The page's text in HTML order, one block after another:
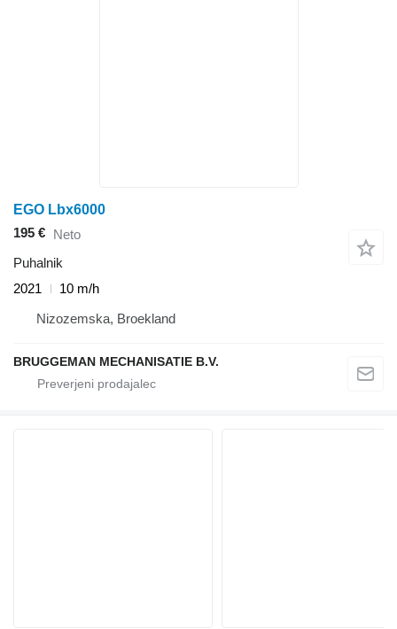
EGO Lbx6000
195 € Neto
Puhalnik
2021
10 m/h
Nizozemska, Broekland
BRUGGEMAN MECHANISATIE B.V.